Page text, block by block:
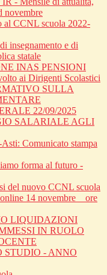
novembre
al CCNL scuola 2022-
insegnamento e di
statale
INAS PENSIONI
ai Dirigenti Scolastici
SULLA
22/09/2025
SALARIALE AGLI
Comunicato stampa
forma al futuro -
del nuovo CCNL scuola
14 novembre _ ore
LIQUIDAZIONI
IN RUOLO
STUDIO - ANNO